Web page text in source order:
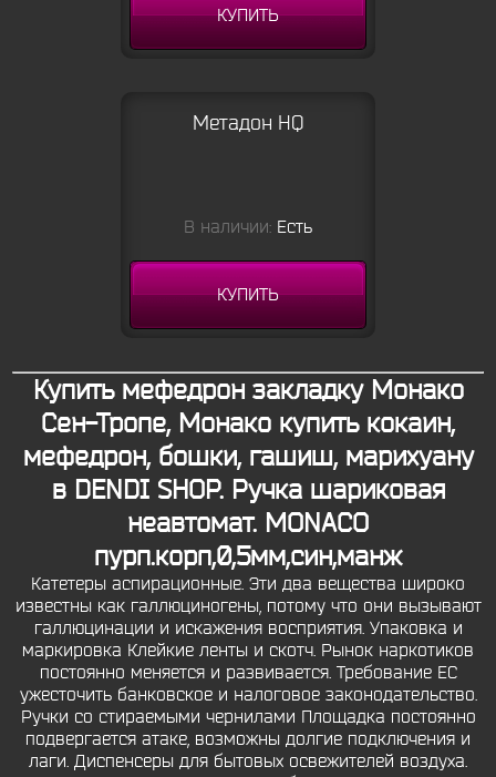
КУПИТЬ
Метадон HQ
В наличии: Есть
КУПИТЬ
Купить мефедрон закладку Монако
Сен-Тропе, Монако купить кокаин,
мефедрон, бошки, гашиш, марихуану
в DENDI SHOP. Ручка шариковая
неавтомат. MONACO
пурп.корп,0,5мм,син,манж
Катетеры аспирационные. Эти два вещества широко
известны как галлюциногены, потому что они вызывают
галлюцинации и искажения восприятия. Упаковка и
маркировка Клейкие ленты и скотч. Рынок наркотиков
постоянно меняется и развивается. Требование ЕС
ужесточить банковское и налоговое законодательство.
Ручки со стираемыми чернилами Площадка постоянно
подвергается атаке, возможны долгие подключения и
лаги. Диспенсеры для бытовых освежителей воздуха.